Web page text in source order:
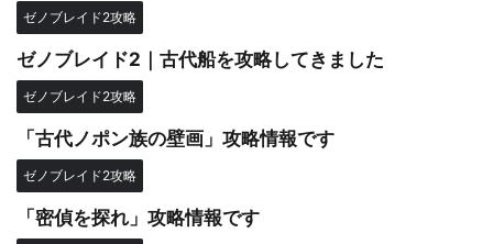
ゼノブレイド2攻略
ゼノブレイド2｜古代船を攻略してきました
ゼノブレイド2攻略
「古代ノポン族の壁画」攻略情報です
ゼノブレイド2攻略
「密偵を探れ」攻略情報です